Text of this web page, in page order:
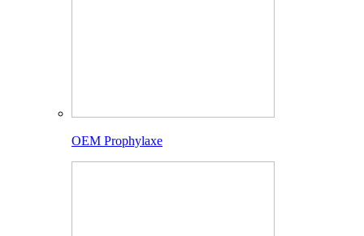
OEM Prophylaxe